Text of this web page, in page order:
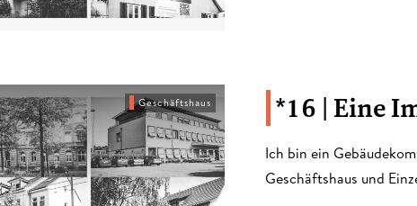
Geschäftshaus *16 | Eine
Ich bin ein
Geschäftshaus und